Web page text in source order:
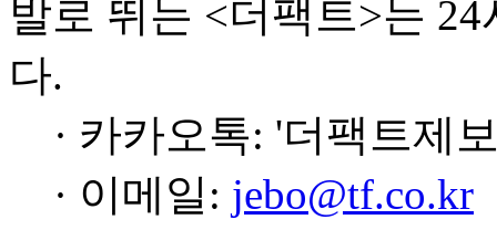
발로 뛰는 <더팩트>는
다.
· 카카오톡: '더팩트제
· 이메일: jebo@tf.co.kr